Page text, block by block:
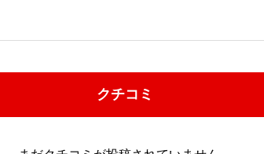
クチコミ